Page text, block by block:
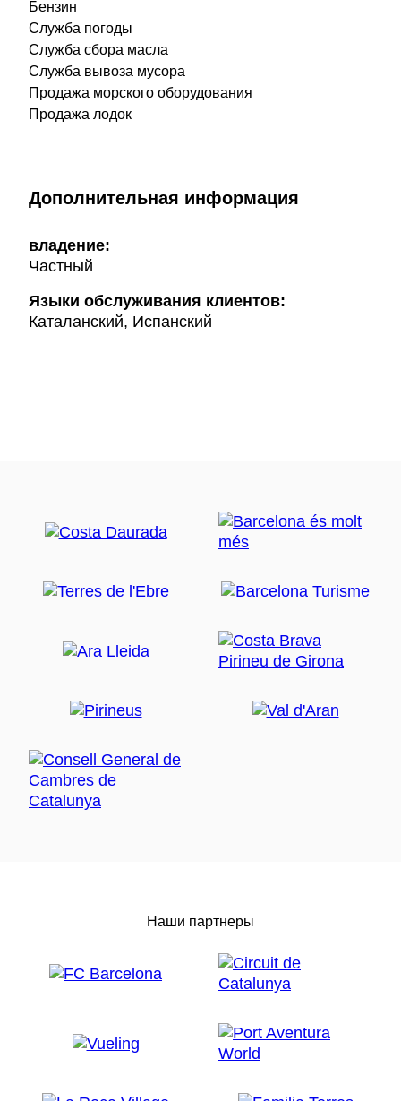
Бензин
Служба погоды
Служба сбора масла
Служба вывоза мусора
Продажа морского оборудования
Продажа лодок
Дополнительная информация
владение:
Частный
Языки обслуживания клиентов:
Каталанский, Испанский
Наши партнеры